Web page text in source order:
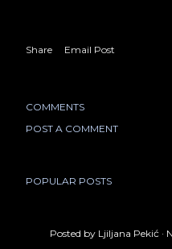
Share Email Post
COMMENTS
POST A COMMENT
POPULAR POSTS
Posted by Ljiljana Pekić